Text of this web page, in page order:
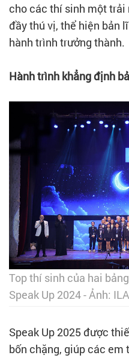
cho các thí sinh một
đầy thú vị, thể hiện bản
hành trình trưởng thành.
Hành trình khẳng định
Top thí sinh của hai
Speak Up 2024 - Ảnh: ILA
Speak Up 2025 được
bốn chặng, giúp các em